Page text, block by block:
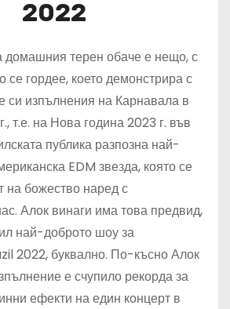
2022
домашния терен обаче е нещо, с
се гордее, което демонстрира с
си изпълнения на Карнавала в
т.е. на Нова година 2023 г. във
публика разпозна най-
EDM звезда, която се
на божество наред с
Алок винаги има това предвид,
най-доброто шоу за
2022, буквално. По-късно Алок
е счупило рекорда за
ефекти на един концерт в